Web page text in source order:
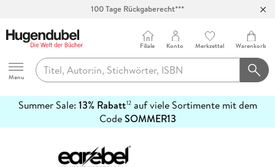
100 Tage Rückgaberecht***
Hugendubel
Menu
Filiale Konto Merkzettel Warenkorb
Summer Sale: 13% Rabatt12auf viele Sortimente mit dem
CodeSOMMER13
erfahren